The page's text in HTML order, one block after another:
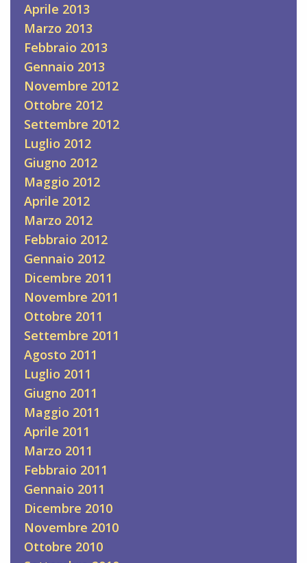
Aprile 2013
Marzo 2013
Febbraio 2013
Gennaio 2013
Novembre 2012
Ottobre 2012
Settembre 2012
Luglio 2012
Giugno 2012
Maggio 2012
Aprile 2012
Marzo 2012
Febbraio 2012
Gennaio 2012
Dicembre 2011
Novembre 2011
Ottobre 2011
Settembre 2011
Agosto 2011
Luglio 2011
Giugno 2011
Maggio 2011
Aprile 2011
Marzo 2011
Febbraio 2011
Gennaio 2011
Dicembre 2010
Novembre 2010
Ottobre 2010